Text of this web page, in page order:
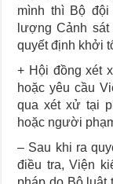
mình thì Bộ
lượng Cảnh
quyết định khởi
+ Hội đồng xét
hoặc yêu cầu
qua xét xử tại
hoặc người
– Sau khi ra
điều tra, Viện